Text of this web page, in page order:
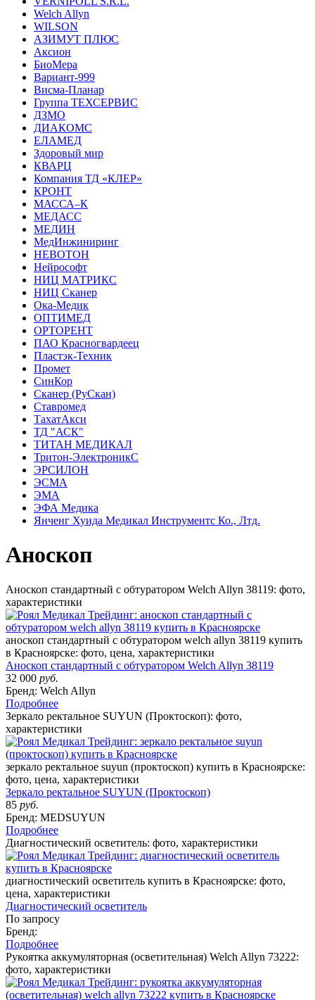
Welch Allyn
WILSON
АЗИМУТ ПЛЮС
Аксион
БиоМера
Вариант-999
Висма-Планар
Группа ТЕХСЕРВИС
ДЗМО
ДИАКОМС
ЕЛАМЕД
Здоровый мир
КВАРЦ
Компания ТД «КЛЕР»
КРОНТ
МАССА–К
МЕДАСС
МЕДИН
МедИнжиниринг
НЕВОТОН
Нейрософт
НИЦ МАТРИКС
НИЦ Сканер
Ока-Медик
ОПТИМЕД
ОРТОРЕНТ
ПАО Красногвардеец
Пластэк-Техник
Промет
СинКор
Сканер (РуСкан)
Ставромед
ТахатАкси
ТД "АСК"
ТИТАН МЕДИКАЛ
Тритон-ЭлектроникС
ЭРСИЛОН
ЭСМА
ЭМА
ЭФА Медика
Янченг Хуида Медикал Инструментс Ко., Лтд.
Аноскоп
Аноскоп стандартный с обтуратором Welch Allyn 38119: фото,
характеристики
аноскоп стандартный с обтуратором welch allyn 38119 купить
в Красноярске: фото, цена, характеристики
Аноскоп стандартный с обтуратором Welch Allyn 38119
32 000 руб.
Бренд: Welch Allyn
Подробнее
Зеркало ректальное SUYUN (Проктоскоп): фото,
характеристики
зеркало ректальное suyun (проктоскоп) купить в Красноярске:
фото, цена, характеристики
Зеркало ректальное SUYUN (Проктоскоп)
85 руб.
Бренд: MEDSUYUN
Подробнее
Диагностический осветитель: фото, характеристики
диагностический осветитель купить в Красноярске: фото,
цена, характеристики
Диагностический осветитель
По запросу
Бренд:
Подробнее
Рукоятка аккумуляторная (осветительная) Welch Allyn 73222:
фото, характеристики